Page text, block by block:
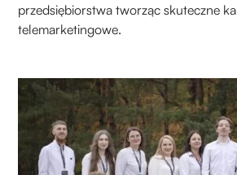
przedsiębiorstwa tworząc skuteczne
telemarketingowe.